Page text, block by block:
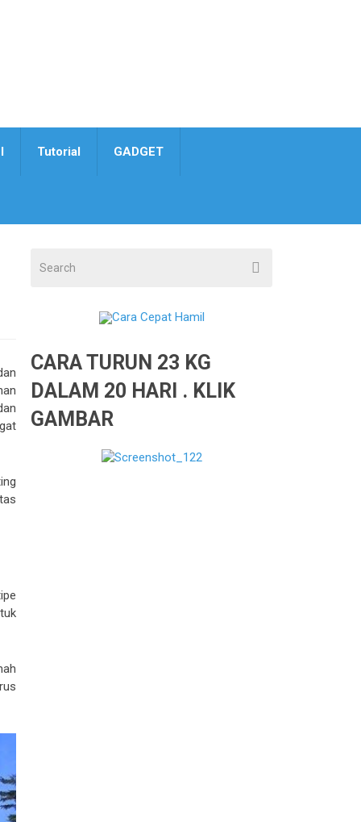
Tutorial GADGET
CARA TURUN 23 KG
DALAM 20 HARI . KLIK
GAMBAR